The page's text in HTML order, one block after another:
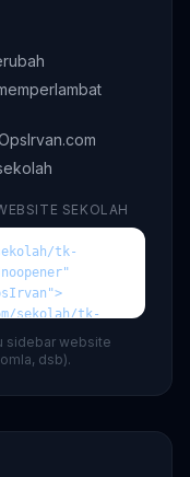
SEKOLAH
sidebar website
dsb).